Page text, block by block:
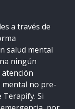
a través de
salud mental
ningún
mental no pre-
Terapify. Si